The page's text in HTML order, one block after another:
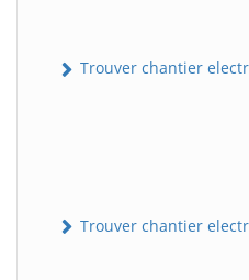
Trouver chantier
Trouver chantier